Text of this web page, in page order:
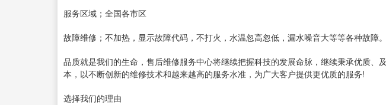
服务区域；全国各市区
故障维修；不加热，显示故障代码，不打火，水温忽高忽低，漏水噪音大等等各种故障。
品质就是我们的生命，售后维修服务中心将继续把握科技的发展命脉，继续秉承优质、
本，以不断创新的维修技术和越来越高的服务水准，为广大客户提供更优质的服务!
选择我们的理由